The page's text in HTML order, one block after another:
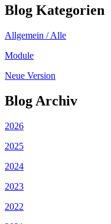
Blog Kategorien
Allgemein / Alle
Module
Neue Version
Blog Archiv
2026
2025
2024
2023
2022